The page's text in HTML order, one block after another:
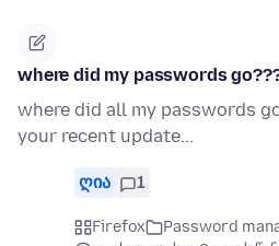
where did my passwords
where did all my passwords
your recent update...
ღია 1
Firefox
Password